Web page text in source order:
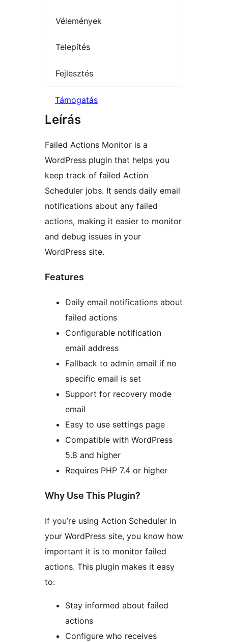
Vélemények
Telepítés
Fejlesztés
Támogatás
Leírás
Failed Actions Monitor is a
WordPress plugin that helps you
keep track of failed Action
Scheduler jobs. It sends daily email
notifications about any failed
actions, making it easier to monitor
and debug issues in your
WordPress site.
Features
Daily email notifications about
failed actions
Configurable notification
email address
Fallback to admin email if no
specific email is set
Support for recovery mode
email
Easy to use settings page
Compatible with WordPress
5.8 and higher
Requires PHP 7.4 or higher
Why Use This Plugin?
If you’re using Action Scheduler in
your WordPress site, you know how
important it is to monitor failed
actions. This plugin makes it easy
to:
Stay informed about failed
actions
Configure who receives